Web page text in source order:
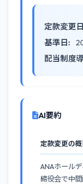
定款変更
基準日:
配当制度
AI要約
定款変更の
ANAホール
締役会で中